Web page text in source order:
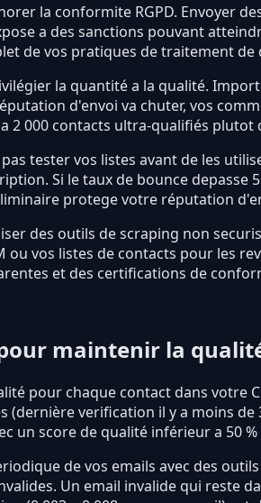
la conformite RGPD. Envoyer
a des sanctions pouvant
de vos pratiques de traitement de
la quantité a la qualité.
d'envoi va chuter, vos
2 000 contacts ultra-qualifiés
tester vos listes avant de les
Si le taux de bounce
protege votre réputation
des outils de scraping non
ou vos listes de contacts pour les
et des certifications de
maintenir la
pour chaque contact dans votre
(dernière verification il y a moins
un score de qualité inférieur a 50
de vos emails avec des
Un email invalide qui reste